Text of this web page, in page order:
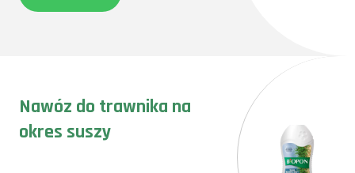
Nawóz do trawnika na
okres suszy